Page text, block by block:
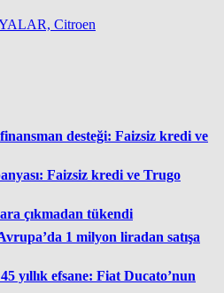
Citroen
desteği: Faizsiz kredi ve
Faizsiz kredi ve Trugo
çıkmadan tükendi
1 milyon liradan satışa
yıllık efsane: Fiat Ducato’nun